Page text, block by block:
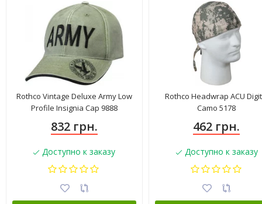
Rothco Vintage Deluxe Army Low
Profile Insignia Cap 9888
832 грн.
Доступно к заказу
Rothco Headwrap ACU
Camo 5178
462 грн.
Доступно к заказу